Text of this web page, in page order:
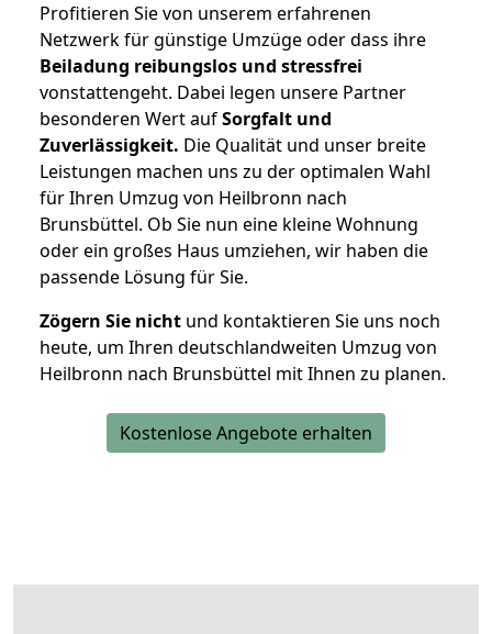
Profitieren Sie von unserem erfahrenen
Netzwerk für günstige Umzüge oder dass ihre
Beiladung reibungslos und stressfrei
vonstattengeht. Dabei legen unsere Partner
besonderen Wert aufSorgfalt und
Zuverlässigkeit. Die Qualität und unser breite
Leistungen machen uns zu der optimalen Wahl
für Ihren Umzug von Heilbronn nach
Brunsbüttel. Ob Sie nun eine kleine Wohnung
oder ein großes Haus umziehen, wir haben die
passende Lösung für Sie.
Zögern Sie nicht und kontaktieren Sie uns noch
heute, um Ihren deutschlandweiten Umzug von
Heilbronn nach Brunsbüttel mit Ihnen zu planen.
Kostenlose Angebote erhalten